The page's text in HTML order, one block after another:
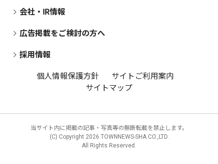
会社・IR情報
広告掲載をご検討の方へ
採用情報
個人情報保護方針
サイトご利用案内
サイトマップ
当サイト内に掲載の記事・写真等の無断転載を禁止します。
(C) Copyright 2026 TOWNNEWS-SHA CO.,LTD.
All Rights Reserved.